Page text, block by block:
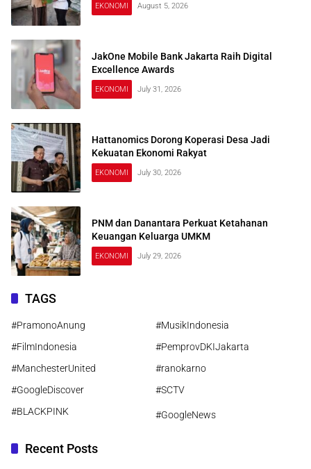
EKONOMI August 5, 2026
JakOne Mobile Bank Jakarta Raih Digital
Excellence Awards
EKONOMI July 31, 2026
Hattanomics Dorong Koperasi Desa Jadi
Kekuatan Ekonomi Rakyat
EKONOMI July 30, 2026
PNM dan Danantara Perkuat Ketahanan
Keuangan Keluarga UMKM
EKONOMI July 29, 2026
TAGS
#PramonoAnung
#MusikIndonesia
#FilmIndonesia
#PemprovDKIJakarta
#ManchesterUnited
#ranokarno
#GoogleDiscover
#SCTV
#BLACKPINK
#GoogleNews
Recent Posts